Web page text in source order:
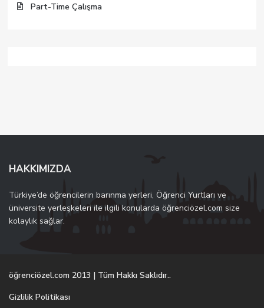
Part-Time Çalışma
HAKKIMIZDA
Türkiye’de öğrencilerin barınma yerleri, Öğrenci Yurtları ve
üniversite yerleşkeleri ile ilgili konularda öğrenciözel.com size
kolaylık sağlar.
öğrenciözel.com 2013 | Tüm Hakkı Saklıdır..
Gizlilik Politikası